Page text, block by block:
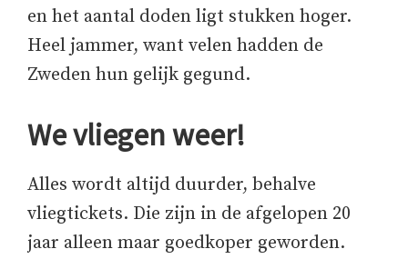
en het aantal doden ligt stukken hoger.
Heel jammer, want velen hadden de
Zweden hun gelijk gegund.
We vliegen weer!
Alles wordt altijd duurder, behalve
vliegtickets. Die zijn in de afgelopen 20
jaar alleen maar goedkoper geworden.